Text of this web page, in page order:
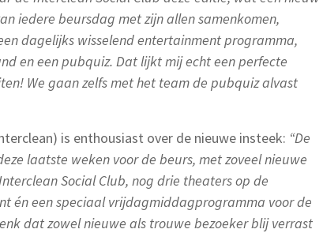
iedere beursdag met zijn allen samenkomen,
dagelijks wisselend entertainment programma,
en een pubquiz. Dat lijkt mij echt een perfecte
We gaan zelfs met het team de pubquiz alvast
is enthousiast over de nieuwe insteek: “De
laatste weken voor de beurs, met zoveel nieuwe
Social Club, nog drie theaters op de
én een speciaal vrijdagmiddagprogramma voor de
dat zowel nieuwe als trouwe bezoeker blij verrast